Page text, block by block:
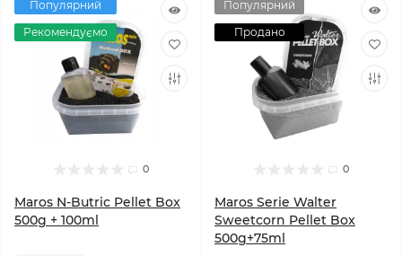
Популярний
Рекомендуємо
0
Maros N-Butric Pellet Box
500g + 100ml
Популярний
Продано
0
Maros Serie Walter
Sweetcorn Pellet Box
500g+75ml